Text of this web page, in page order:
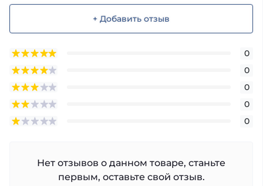
+ Добавить отзыв
0
0
0
0
0
Нет отзывов о данном товаре, станьте
первым, оставьте свой отзыв.